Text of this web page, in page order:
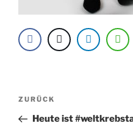
Beitragsnavigation
Vorheriger
Beitrag
ZURÜCK
Heute ist